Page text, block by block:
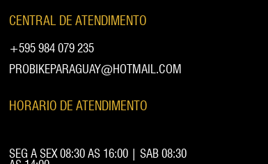
CENTRAL DE ATENDIMENTO
+595 984 079 235
PROBIKEPARAGUAY@HOTMAIL.COM
HORARIO DE ATENDIMENTO
SEG A SEX 08:30 AS 16:00 | SAB 08:30